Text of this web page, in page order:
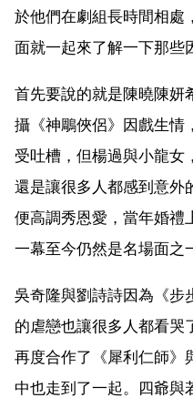
於他們在劇組長時間相處
面就一起來了解一下那些
首先要說的就是陳曉陳妍
攝《神鵰俠侶》因戲生情
受吐槽，但楊過與小龍女
還是讓很多人都感到意外
便高調秀恩愛，當年婚禮
一幕至今仍然是名場面之
吳奇隆與劉詩詩因為《步
的虐戀也讓很多人都看哭
再度合作了《犀利仁師》
中也走到了一起。四爺與